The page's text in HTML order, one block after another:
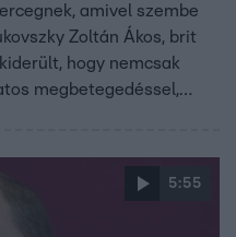
amivel szembe
Zoltán Ákos, brit
hogy nemcsak
megbetegedéssel,
5:55